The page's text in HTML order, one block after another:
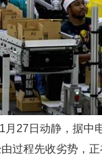
月27日动静，据中
过程先收劣势，正